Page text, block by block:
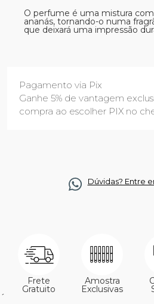
O perfume é uma mistura
ananás, tornando-o numa
que deixará uma impressão
Pagamento via Pix
Ganhe 5% de vantagem
compra ao escolher PIX no
Dúvidas? Entre
Frete
Gratuito
Amostra
Exclusivas
´